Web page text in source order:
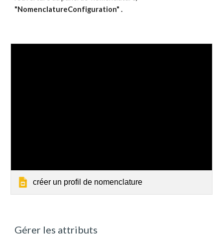
"NomenclatureConfiguration" .
créer un profil de nomenclature
Gérer les attributs